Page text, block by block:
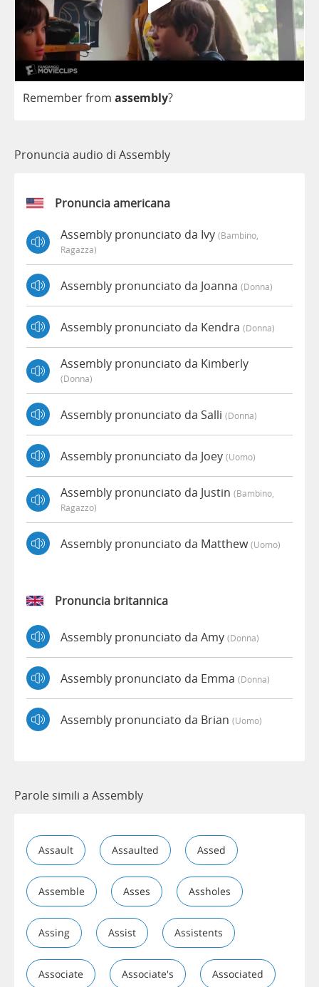
Rememberfrom assembly?
Pronuncia audio di Assembly
Pronuncia americana
Assembly pronunciato da Ivy (bambino,
Ragazza)
Assembly pronunciato da Joanna (donna)
Assembly pronunciato da Kendra (donna)
Assembly pronunciato da Kimberly
(donna)
Assembly pronunciato da Salli (donna)
Assembly pronunciato da Joey (uomo)
Assembly pronunciato da Justin (bambino,
Ragazzo)
Assembly pronunciato da Matthew(uomo)
Pronuncia britannica
Assembly pronunciato da Amy (donna)
Assembly pronunciato da Emma (donna)
Assembly pronunciato da Brian (uomo)
Parole simili a Assembly
Assault Assaulted Assed
Assemble Asses Assholes
Assing Assist Assistents
Associate Associate's Associated